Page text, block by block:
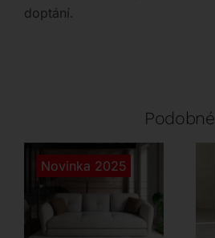
doptání.
Podobné
Novinka 2025